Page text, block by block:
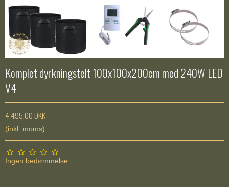
Komplet dyrkningstelt 100x100x200cm med 240W LED
V4
4.495,00 DKK
(inkl. moms)
Ingen bedømmelse